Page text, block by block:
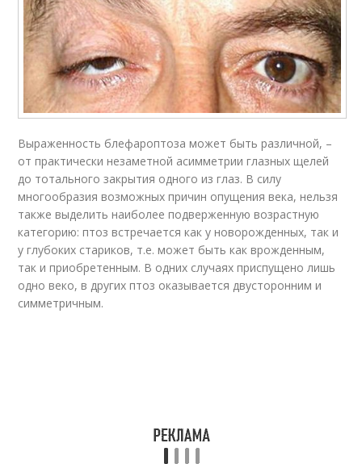
Выраженность блефароптоза может быть различной, –
от практически незаметной асимметрии глазных щелей
до тотального закрытия одного из глаз. В силу
многообразия возможных причин опущения века, нельзя
также выделить наиболее подверженную возрастную
категорию: птоз встречается как у новорожденных, так и
у глубоких стариков, т.е. может быть как врожденным,
так и приобретенным. В одних случаях приспущено лишь
одно веко, в других птоз оказывается двусторонним и
симметричным.